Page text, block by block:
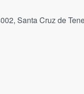
Santa Cruz de